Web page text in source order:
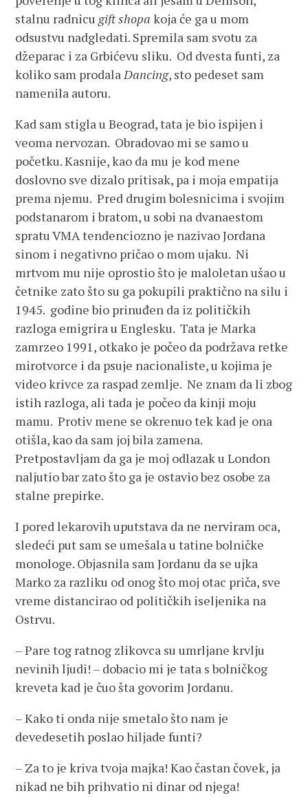
stalnu radnicu gift shopa koja će ga u mom
odsustvu nadgledati. Spremila sam svotu za
džeparac i za Grbićevu sliku. Od dvesta funti, za
koliko sam prodalaDancing, sto pedeset sam
namenila autoru.
Kad sam stigla u Beograd, tata je bio ispijen i
veoma nervozan. Obradovao mi se samo u
početku. Kasnije, kao da mu je kod mene
doslovno sve dizalo pritisak, pa i moja empatija
prema njemu. Pred drugim bolesnicima i svojim
podstanarom i bratom, u sobi na dvanaestom
spratu VMA tendenciozno je nazivao Jordana
sinom i negativno pričao o mom ujaku. Ni
mrtvom mu nije oprostio što je maloletan ušao u
četnike zato što su ga pokupili praktično na silu i
1945. godine bio prinuđen da iz političkih
razloga emigrira u Englesku. Tata je Marka
zamrzeo 1991, otkako je počeo da podržava retke
mirotvorce i da psuje nacionaliste, u kojima je
video krivce za raspad zemlje. Ne znam da li zbog
istih razloga, ali tada je počeo da kinji moju
mamu. Protiv mene se okrenuo tek kad je ona
otišla, kao da sam joj bila zamena.
Pretpostavljam da ga je moj odlazak u London
naljutio bar zato što ga je ostavio bez osobe za
stalne prepirke.
I pored lekarovih uputstava da ne nerviram oca,
sledeći put sam se umešala u tatine bolničke
monologe. Objasnila sam Jordanu da se ujka
Marko za razliku od onog što moj otac priča, sve
vreme distancirao od političkih iseljenika na
Ostrvu.
– Pare tog ratnog zlikovca su umrljane krvlju
nevinih ljudi! – dobacio mi je tata s bolničkog
kreveta kad je čuo šta govorim Jordanu.
– Kako ti onda nije smetalo što nam je
devedesetih poslao hiljade funti?
– Za to je kriva tvoja majka! Kao častan čovek, ja
nikad ne bih prihvatio ni dinar od njega!